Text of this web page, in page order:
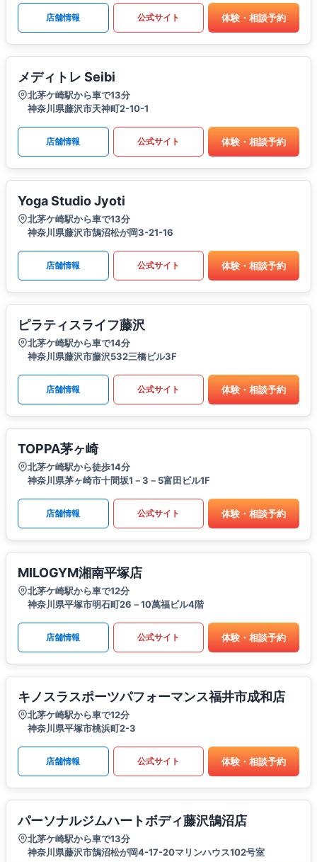
店舗情報 公式サイト 体験・相談予約
メディトレ Seibi
北茅ケ崎駅から車で13分
神奈川県藤沢市天神町2-10-1
店舗情報 公式サイト 体験・相談予約
Yoga Studio Jyoti
北茅ケ崎駅から車で13分
神奈川県藤沢市鵠沼松が岡3-21-16
店舗情報 公式サイト 体験・相談予約
ピラティスライフ藤沢
北茅ケ崎駅から車で14分
神奈川県藤沢市藤沢532三橋ビル3F
店舗情報 公式サイト 体験・相談予約
TOPPA茅ヶ崎
北茅ケ崎駅から徒歩14分
神奈川県茅ヶ崎市十間坂1－3－5富田ビル1F
店舗情報 公式サイト 体験・相談予約
MILOGYM湘南平塚店
北茅ケ崎駅から車で12分
神奈川県平塚市明石町26－10萬福ビル4階
店舗情報 公式サイト 体験・相談予約
キノスラスポーツパフォーマンス福井市成和店
北茅ケ崎駅から車で12分
神奈川県平塚市桃浜町2-3
店舗情報 公式サイト 体験・相談予約
パーソナルジムハートボディ藤沢鵠沼店
北茅ケ崎駅から車で13分
神奈川県藤沢市鵠沼松が岡4-17-20マリンハウス102号室